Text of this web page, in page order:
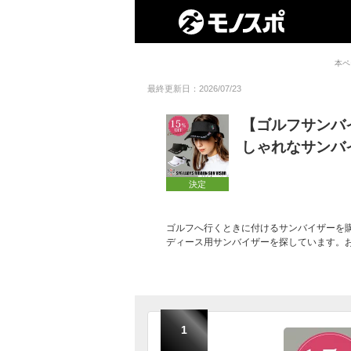
本
最終更新日：2026/07/23
決定
【ゴルフサン
しゃれなサン
ゴルフへ行くときに付けるサンバイザー
ディース用サンバイザーを探しています。
1